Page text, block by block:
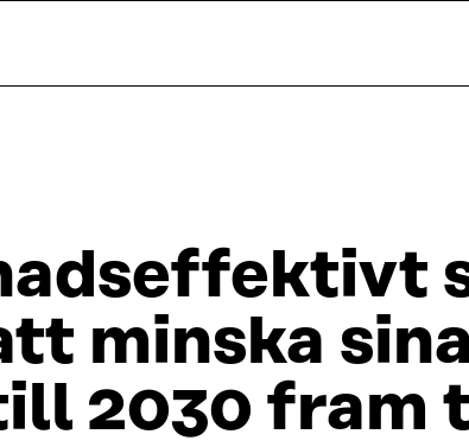
minska sina
2030 fram